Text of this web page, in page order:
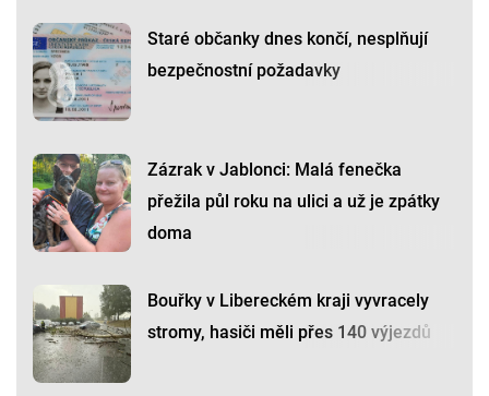
Staré občanky dnes končí, nesplňují
bezpečnostní požadavky
Zázrak v Jablonci: Malá fenečka
přežila půl roku na ulici a už je zpátky
doma
Bouřky v Libereckém kraji vyvracely
stromy, hasiči měli přes 140 výjezdů